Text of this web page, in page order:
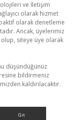
ve İletişim
olarak hizmet
olarak denetleme
Ancak, üyelerimiz
olup, siteye üye olarak
düşündüğünüz
bildirmeniz
kaldırılacaktır.